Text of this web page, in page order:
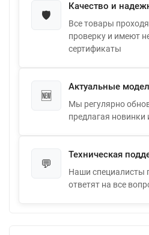
🛡️
Качество и
Все товары
проверку и имеют
сертификаты
🆕
Актуальные
Мы регулярно
предлагая
💬
Техническая
Наши специалисты
ответят на все